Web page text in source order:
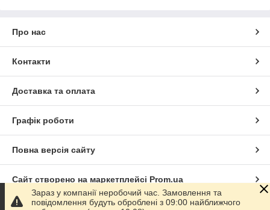
Про нас
Контакти
Доставка та оплата
Графік роботи
Повна версія сайту
Сайт створено на маркетплейсі Prom.ua
Зараз у компанії неробочий час. Замовлення та
повідомлення будуть оброблені з 09:00 найближчого